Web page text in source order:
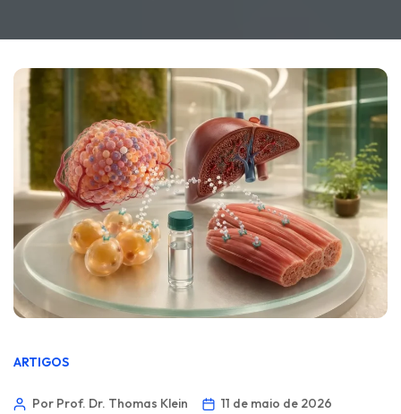
ARTIGOS
Por Prof. Dr. Thomas Klein
11 de maio de 2026